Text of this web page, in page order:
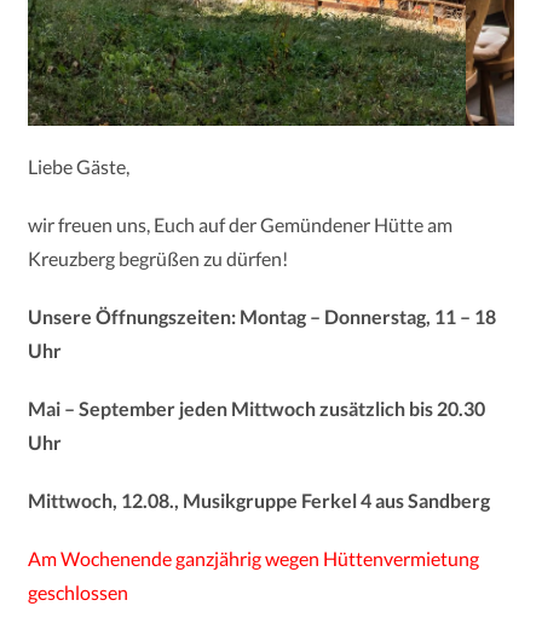
Liebe Gäste,
wir freuen uns, Euch auf der Gemündener Hütte am
Kreuzberg begrüßen zu dürfen!
Unsere Öffnungszeiten: Montag – Donnerstag, 11 – 18
Uhr
Mai – September jeden Mittwoch zusätzlich bis 20.30
Uhr
Mittwoch, 12.08., Musikgruppe Ferkel 4 aus Sandberg
Am Wochenende ganzjährig wegen Hüttenvermietung
geschlossen